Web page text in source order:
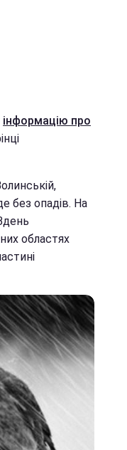
інформацію про
без опадів. На
областях